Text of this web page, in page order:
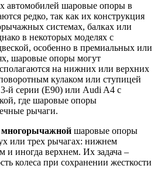
автомобилей шаровые опоры в
редко, так как их конструкция
системах, балках или
в некоторых моделях с
особенно в премиальных или
шаровые опоры могут
на нижних или верхних
кулаком или ступицей
й серии (E90) или Audi A4 с
где шаровые опоры
рычаги.
многорычажной шаровые опоры
или трех рычагах: нижнем
и иногда верхнем. Их задача –
колеса при сохранении жесткости